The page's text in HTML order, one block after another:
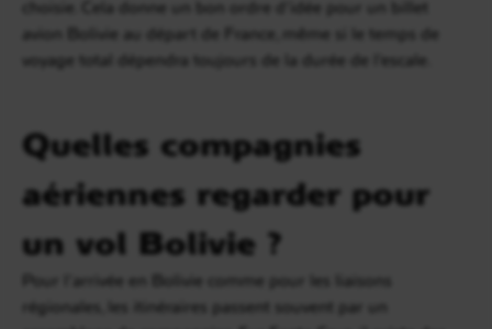
choisie. Cela donne un bon ordre d’idée pour un billet
avion Bolivie au départ de France, même si le temps de
voyage total dépendra toujours de la durée de l’escale.
Quelles compagnies
aériennes regarder pour
un vol Bolivie ?
Pour l’arrivée en Bolivie comme pour les liaisons
régionales, les itinéraires passent souvent par un